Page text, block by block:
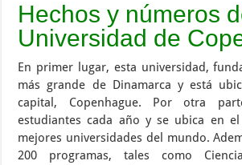
Hechos y números
Universidad de
En primer lugar, esta universidad,
más grande de Dinamarca y está
capital, Copenhague. Por otra
estudiantes cada año y se ubica en
mejores universidades del mundo.
200 programas, tales como